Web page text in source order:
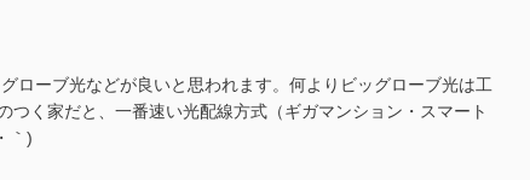
ローブ光などが良いと思われます。何よりビッグローブ光は工
つく家だと、一番速い光配線方式（ギガマンション・スマート
｀)